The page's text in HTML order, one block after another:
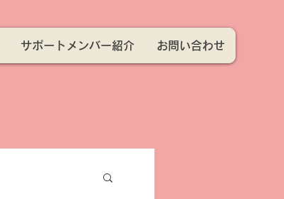
サポートメンバー紹介 お問い合わせ